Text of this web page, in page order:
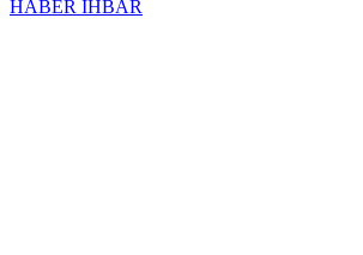
HABER İHBAR